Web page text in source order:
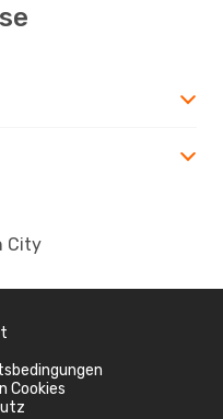
City
Cookies